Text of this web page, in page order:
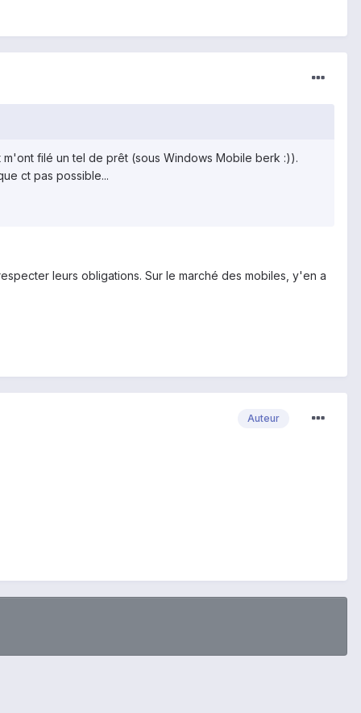
filé un tel de prêt (sous Windows Mobile berk :)).
ct pas possible...
leurs obligations. Sur le marché des mobiles, y'en a
Auteur